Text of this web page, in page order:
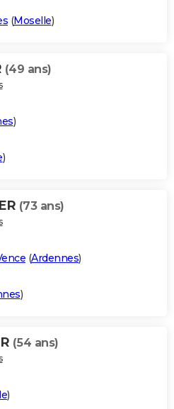
(Moselle)
(49 ans)
)
)
(73 ans)
(Ardennes)
)
(54 ans)
)